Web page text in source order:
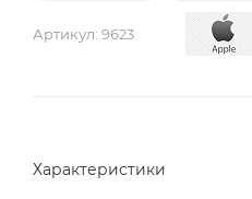
Артикул: 9623
Характеристики